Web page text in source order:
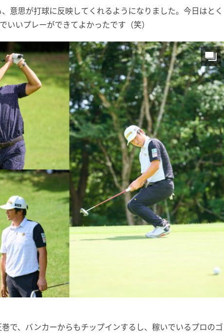
意思が打球に反映してくれるようになりました。今日はとく
いいプレーができてよかったです（笑）
で、バンカーからもチップインするし、稼いでいるプロのゴ